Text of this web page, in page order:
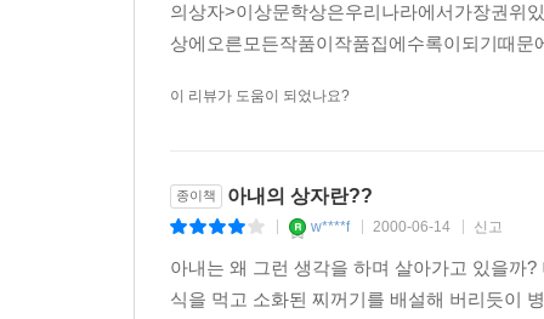
의상자>이상문학상은우리나라에서가장권위
상에오른모든작품이작품집에수록이되기때
이 리뷰가 도움이 되었나요?
종이책 아내의 상자란??
w****f 2000-06-14 신고
아내는 왜 그런 생각을 하며 살아가고 있을까
식을 먹고 소화된 찌꺼기를 배설해 버리듯이